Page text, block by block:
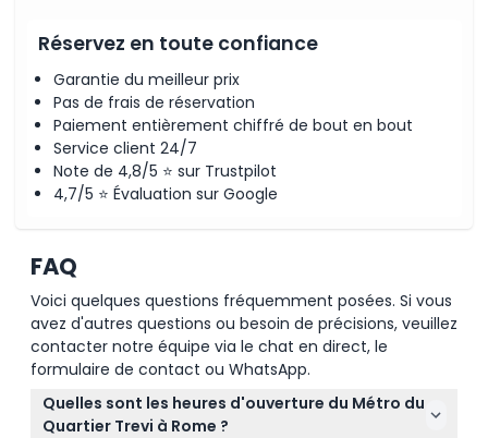
Réservez en toute confiance
Garantie du meilleur prix
Pas de frais de réservation
Paiement entièrement chiffré de bout en bout
Service client 24/7
Note de 4,8/5 ⭐ sur Trustpilot
4,7/5 ⭐ Évaluation sur Google
FAQ
Voici quelques questions fréquemment posées. Si vous
avez d'autres questions ou besoin de précisions, veuillez
contacter notre équipe via le chat en direct, le
formulaire de contact ou WhatsApp.
Quelles sont les heures d'ouverture du Métro du
Quartier Trevi à Rome ?